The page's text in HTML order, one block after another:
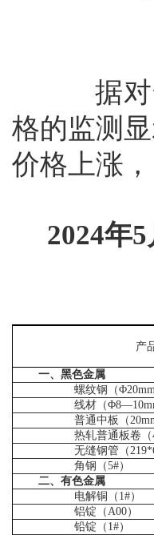
据对
格的监测
价格上涨，
2024年5
产
一、黑色金属
螺纹钢（Φ
线材（Φ8—
普通中板（
热轧普通板卷（
无缝钢管（
角钢（5#）
二、有色金属
电解铜（ 1#）
铝锭（A00）
铅锭（ 1#）